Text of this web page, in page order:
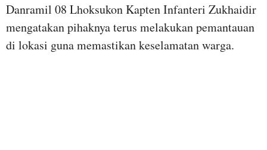
Danramil 08 Lhoksukon Kapten Infanteri Zukhaidir
mengatakan pihaknya terus melakukan pemantauan
di lokasi guna memastikan keselamatan warga.